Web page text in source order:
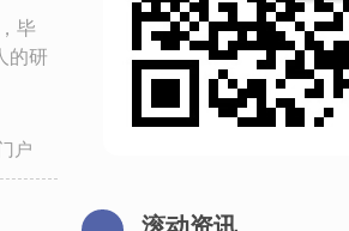
毕
的研
户
滚动资讯